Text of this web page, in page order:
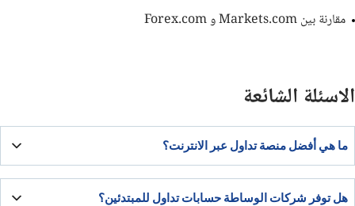
مقارنة بين Markets.com و Forex.com
الاسئلة الشائعة
ما هي أفضل منصة تداول عبر الانترنت؟
هل توفر شركات الوساطة حسابات تداول للمبتدئين؟